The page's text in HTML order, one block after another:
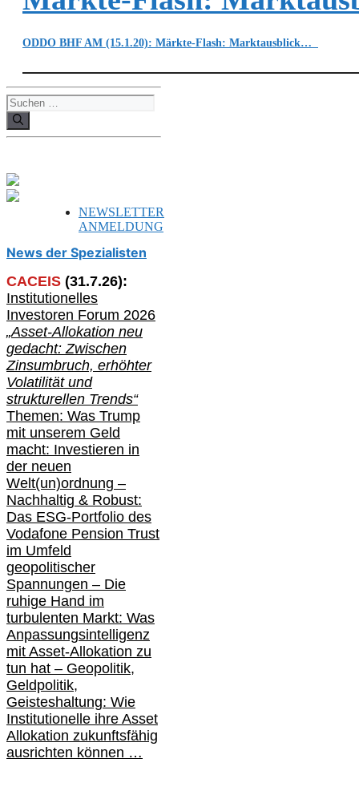
ODDO BHF AM (15.1.20): Märkte-Flash: Marktausblick…
Suchen
nach:
NEWSLETTER
ANMELDUNG
News der Spezialisten
CACEIS (31.7.26):
Institutionelles
Investoren Forum 2026
„Asset-Allokation neu
gedacht: Zwischen
Zinsumbruch, erhöhter
Volatilität und
strukturellen Trends“
Themen: Was Trump
mit unserem Geld
macht: Investieren in
der neuen
Welt(un)ordnung –
Nachhaltig & Robust:
Das ESG-Portfolio des
Vodafone Pension Trust
im Umfeld
geopolitischer
Spannungen – Die
ruhige Hand im
turbulenten Markt: Was
Anpassungsintelligenz
mit Asset-Allokation zu
tun hat – Geopolitik,
Geldpolitik,
Geisteshaltung: Wie
Institutionelle ihre Asset
Allokation zukunftsfähig
ausrichten können …